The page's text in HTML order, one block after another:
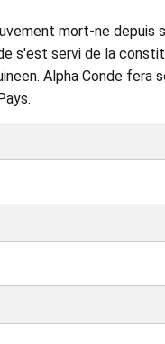
mort-ne depuis
s'est servi de la
Alpha Conde fera